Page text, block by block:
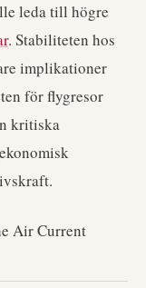
leda till högre
. Stabiliteten hos
implikationer
för flygresor
kritiska
Air Current